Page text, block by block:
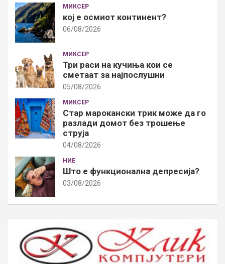
МИКСЕР
кој е осмиот континент?
06/08/2026
МИКСЕР
Три раси на кучиња кои се
сметаат за најпослушни
05/08/2026
МИКСЕР
Стар марокански трик може да го
разлади домот без трошење
струја
04/08/2026
НИЕ
Што е функционална депресија?
03/08/2026